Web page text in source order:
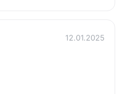
12.01.2025